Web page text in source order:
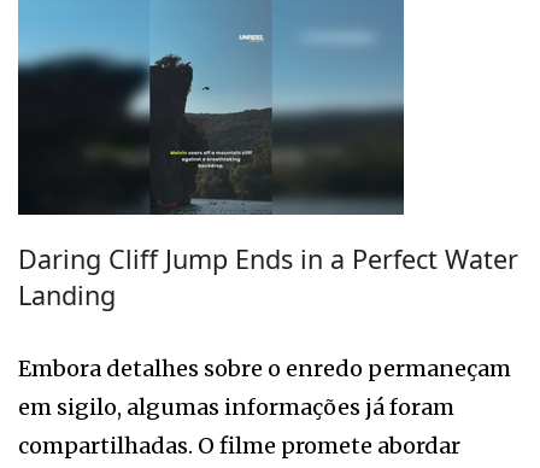
Daring Cliff Jump Ends in a Perfect Water
Landing
Embora detalhes sobre o enredo permaneçam
em sigilo, algumas informações já foram
compartilhadas. O filme promete abordar